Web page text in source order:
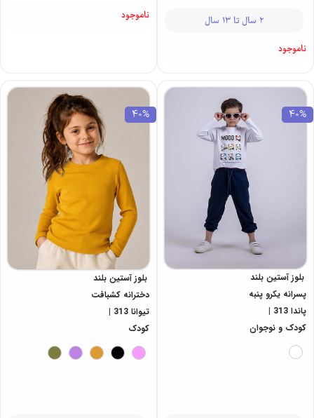
2 سال تا 13 سال
ناموجود
ناموجود
40%
بلوز آستین بلند
پسرانه یکرو پنبه
پاندا 313 |
کودک و نوجوان
40%
بلوز آستین بلند
دخترانه کشبافت
تیوانا 313 |
کودک